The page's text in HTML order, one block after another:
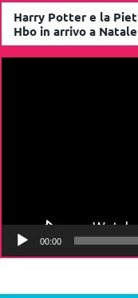
Harry Potter e la
Hbo in arrivo a Natale
00:00